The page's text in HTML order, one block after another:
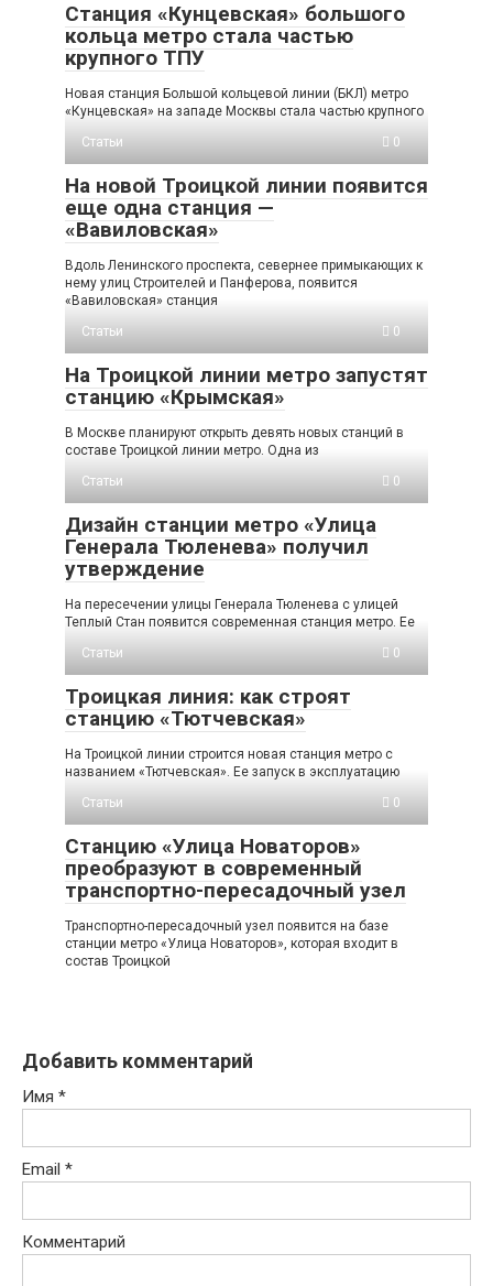
Станция «Кунцевская» большого
кольца метро стала частью
крупного ТПУ
Новая станция Большой кольцевой линии (БКЛ) метро
«Кунцевская» на западе Москвы стала частью крупного
Статьи
0
На новой Троицкой линии появится
еще одна станция —
«Вавиловская»
Вдоль Ленинского проспекта, севернее примыкающих к
нему улиц Строителей и Панферова, появится
«Вавиловская» станция
Статьи
0
На Троицкой линии метро запустят
станцию «Крымская»
В Москве планируют открыть девять новых станций в
составе Троицкой линии метро. Одна из
Статьи
0
Дизайн станции метро «Улица
Генерала Тюленева» получил
утверждение
На пересечении улицы Генерала Тюленева с улицей
Теплый Стан появится современная станция метро. Ее
Статьи
0
Троицкая линия: как строят
станцию «Тютчевская»
На Троицкой линии строится новая станция метро с
названием «Тютчевская». Ее запуск в эксплуатацию
Статьи
0
Станцию «Улица Новаторов»
преобразуют в современный
транспортно-пересадочный узел
Транспортно-пересадочный узел появится на базе
станции метро «Улица Новаторов», которая входит в
состав Троицкой
Добавить комментарий
Имя *
Email *
Комментарий